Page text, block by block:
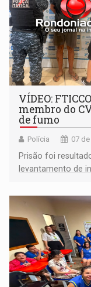
VÍDEO:
membro do
de fumo
Polícia 07
Prisão foi
levantamento de